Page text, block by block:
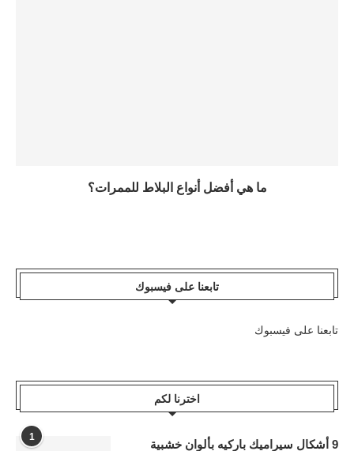
ما هي أفضل أنواع البلاط للممرات؟
تابعنا على فيسبوك
تابعنا على فيسبوك
اخترنا لكم
1
9 أشكال سيراميك باركيه بألوان خشبية